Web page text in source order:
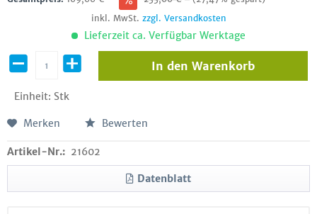
inkl. MwSt. zzgl. Versandkosten
Lieferzeit ca. Verfügbar Werktage
Einheit: Stk
In den Warenkorb
Merken Bewerten
Artikel-Nr.: 21602
Datenblatt